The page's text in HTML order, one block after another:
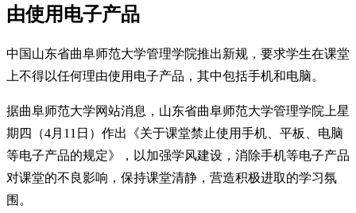
由使用电子产品
中国山东省曲阜师范大学管理学院推出新规，要求学生在课堂
上不得以任何理由使用电子产品，其中包括手机和电脑。
据曲阜师范大学网站消息，山东省曲阜师范大学管理学院上星
期四（4月11日）作出《关于课堂禁止使用手机、平板、电脑
等电子产品的规定》，以加强学风建设，消除手机等电子产品
对课堂的不良影响，保持课堂清静，营造积极进取的学习氛
围。